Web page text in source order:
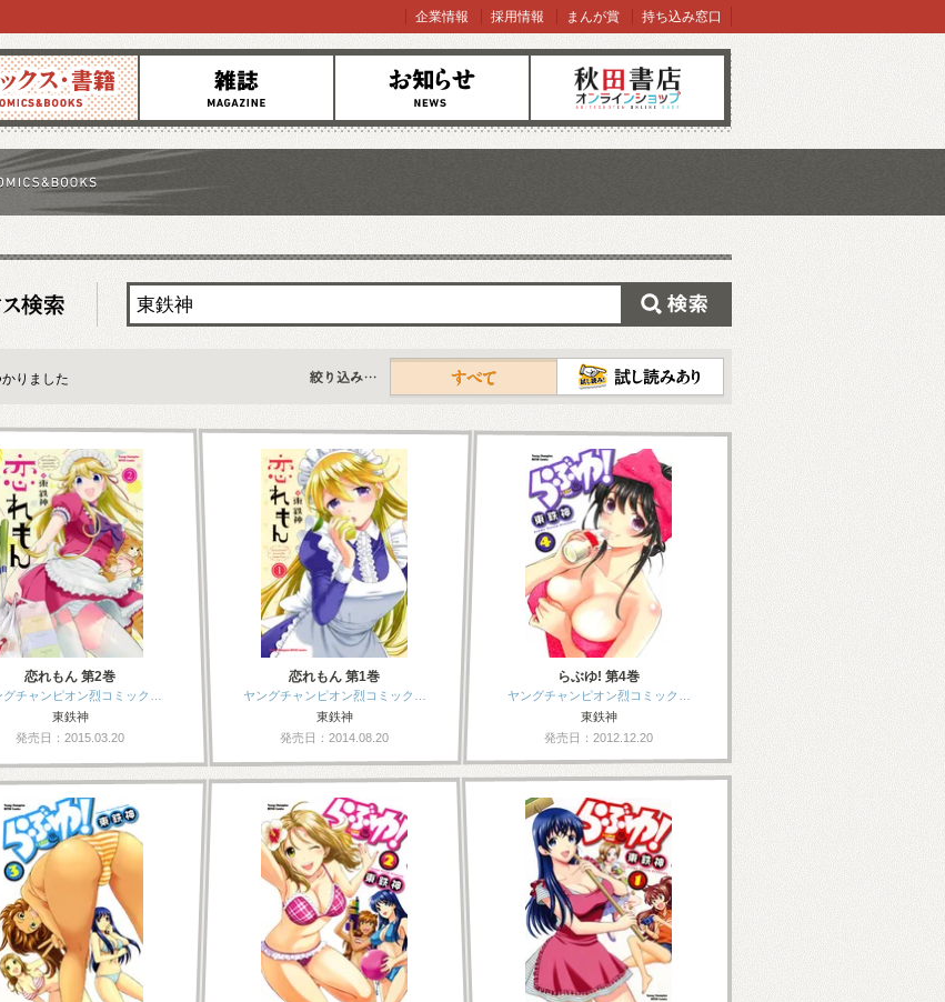
雑誌 お知らせ オンラインショップ
企業情報 採用情報 まんが賞 持ち込み窓口
りました
すべて
恋れもん 第2巻
グチャンピオン烈コミック…
東鉄神
発売日：2015.03.20
恋れもん 第1巻
ヤングチャンピオン烈コミック…
東鉄神
発売日：2014.08.20
らぶゆ! 第4巻
ヤングチャンピオン烈コミック…
東鉄神
発売日：2012.12.20